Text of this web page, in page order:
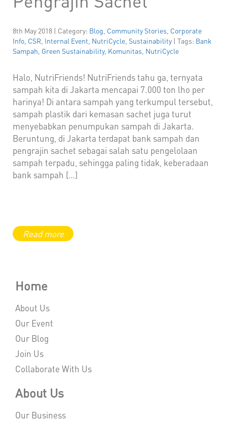
8th May 2018 | Category: Blog Community Stories Corporate
Info CSR Internal Event NutriCycle Sustainability | Tags: Bank
Sampah Green Sustainability, Komunitas NutriCycle
Halo, NutriFriends! NutriFriends tahu ga, ternyata
sampah kita di Jakarta mencapai 7.000 ton lho per
harinya! Di antara sampah yang terkumpul tersebut,
sampah plastik dari kemasan sachet juga turut
menyebabkan penumpukan sampah di Jakarta.
Beruntung, di Jakarta terdapat bank sampah dan
pengrajin sachet sebagai salah satu pengelolaan
sampah terpadu, sehingga paling tidak, keberadaan
bank sampah […]
Home
About Us
Our Event
Our Blog
Join Us
Collaborate With Us
About Us
Our Business